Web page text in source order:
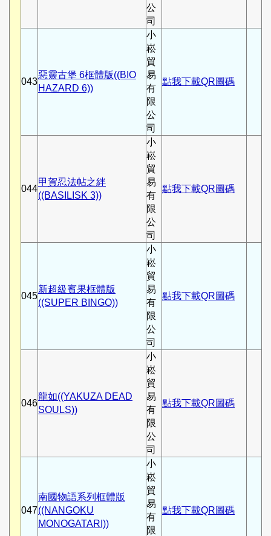
公
司
043
惡靈古堡 6框體版((BIO
HAZARD 6))
小
崧
貿
易
有
限
公
司
點我下載QR圖碼
044
甲賀忍法帖之絆
((BASILISK 3))
小
崧
貿
易
有
限
公
司
點我下載QR圖碼
045
新超級賓果框體版
((SUPER BINGO))
小
崧
貿
易
有
限
公
司
點我下載QR圖碼
046
龍如((YAKUZA DEAD
SOULS))
小
崧
貿
易
有
限
公
司
點我下載QR圖碼
047
南國物語系列框體版
((NANGOKU
MONOGATARI))
小
崧
貿
易
有
限
點我下載QR圖碼